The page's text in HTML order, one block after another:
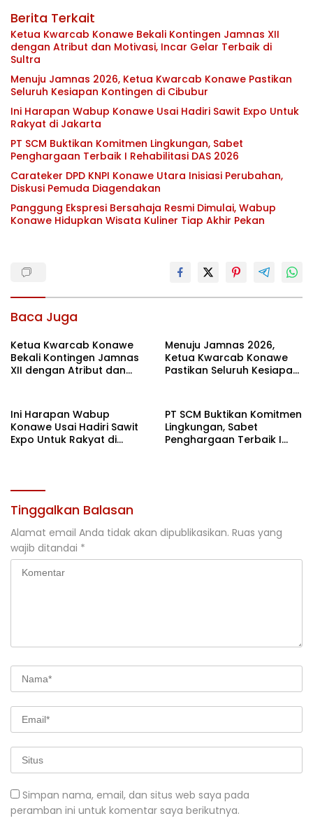
Berita Terkait
Ketua Kwarcab Konawe Bekali Kontingen Jamnas XII
dengan Atribut dan Motivasi, Incar Gelar Terbaik di
Sultra
Menuju Jamnas 2026, Ketua Kwarcab Konawe Pastikan
Seluruh Kesiapan Kontingen di Cibubur
Ini Harapan Wabup Konawe Usai Hadiri Sawit Expo Untuk
Rakyat di Jakarta
PT SCM Buktikan Komitmen Lingkungan, Sabet
Penghargaan Terbaik I Rehabilitasi DAS 2026
Carateker DPD KNPI Konawe Utara Inisiasi Perubahan,
Diskusi Pemuda Diagendakan
Panggung Ekspresi Bersahaja Resmi Dimulai, Wabup
Konawe Hidupkan Wisata Kuliner Tiap Akhir Pekan
Baca Juga
Ketua Kwarcab Konawe
Bekali Kontingen Jamnas
XII dengan Atribut dan
Menuju Jamnas 2026,
Ketua Kwarcab Konawe
Pastikan Seluruh Kesiapan
Ini Harapan Wabup
Konawe Usai Hadiri Sawit
Expo Untuk Rakyat di
PT SCM Buktikan Komitmen
Lingkungan, Sabet
Penghargaan Terbaik I
Tinggalkan Balasan
Alamat email Anda tidak akan dipublikasikan. Ruas yang
wajib ditandai *
Simpan nama, email, dan situs web saya pada
peramban ini untuk komentar saya berikutnya.